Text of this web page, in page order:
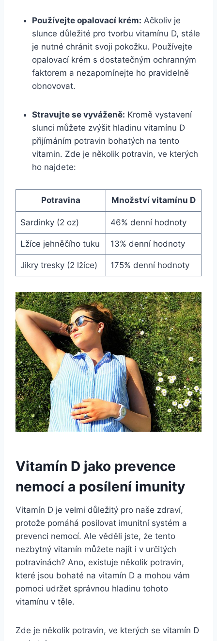
Používejte opalovací krém: Ačkoliv je
slunce důležité pro tvorbu vitamínu D, stále
je nutné chránit svoji pokožku. Používejte
opalovací krém s dostatečným ochranným
faktorem a nezapomínejte ho pravidelně
obnovovat.
Stravujte se vyváženě: Kromě vystavení
slunci můžete zvýšit hladinu vitamínu D
přijímáním potravin bohatých na tento
vitamin. Zde je několik potravin, ve kterých
ho najdete:
Potravina Množství vitamínu D
Sardinky (2 oz) 46% denní hodnoty
Lžíce jehněčího tuku 13% denní hodnoty
Jikry tresky (2 lžíce) 175% denní hodnoty
Vitamín D jako prevence
nemocí a posílení imunity
Vitamín D je velmi důležitý pro naše zdraví,
protože pomáhá posilovat imunitní systém a
prevenci nemocí. Ale věděli jste, že tento
nezbytný vitamín můžete najít i v určitých
potravinách? Ano, existuje několik potravin,
které jsou bohaté na vitamín D a mohou vám
pomoci udržet správnou hladinu tohoto
vitamínu v těle.
Zde je několik potravin, ve kterých se vitamín D